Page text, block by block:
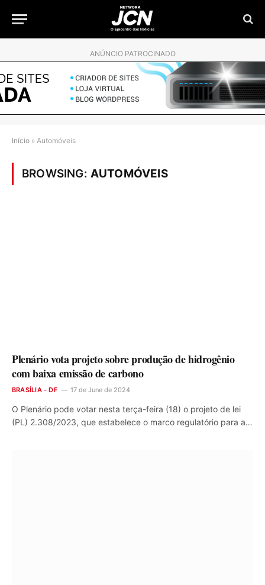
ANÚNCIO PATROCINADO
Início » Automóveis
BROWSING: AUTOMÓVEIS
Plenário vota projeto sobre produção de hidrogênio
com baixa emissão de carbono
BRASÍLIA - DF 17 de June de 2024
O Plenário pode votar nesta terça-feira (18) o projeto de lei
(PL) 2.308/2023, que estabelece o marco regulatório para a…